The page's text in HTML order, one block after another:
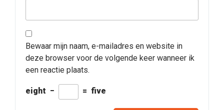
Bewaar mijn naam, e-mailadres en website in
deze browser voor de volgende keer wanneer ik
een reactie plaats.
eight − = five